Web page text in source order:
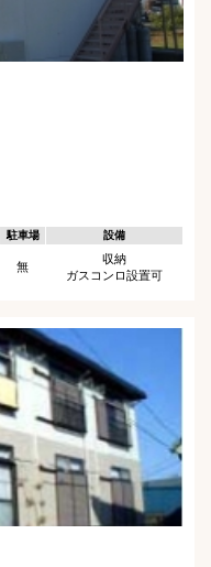
駐車場 設備
無
収納
ガスコンロ設置可